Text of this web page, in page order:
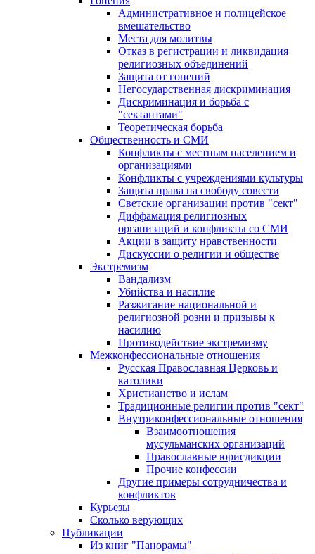
Административное и полицейское
вмешательство
Места для молитвы
Отказ в регистрации и ликвидация
религиозных объединений
Защита от гонений
Негосударственная дискриминация
Дискриминация и борьба с
"сектантами"
Теоретическая борьба
Общественность и СМИ
Конфликты с местным населением и
организациями
Конфликты с учреждениями культуры
Защита права на свободу совести
Светские организации против "сект"
Диффамация религиозных
организаций и конфликты со СМИ
Акции в защиту нравственности
Дискуссии о религии и обществе
Экстремизм
Вандализм
Убийства и насилие
Разжигание национальной и
религиозной розни и призывы к
насилию
Противодействие экстремизму
Межконфессиональные отношения
Русская Православная Церковь и
католики
Христианство и ислам
Традиционные религии против "сект"
Внутриконфессиональные отношения
Взаимоотношения
мусульманских организаций
Православные юрисдикции
Прочие конфессии
Другие примеры сотрудничества и
конфликтов
Курьезы
Сколько верующих
Публикации
Из книг "Панорамы"